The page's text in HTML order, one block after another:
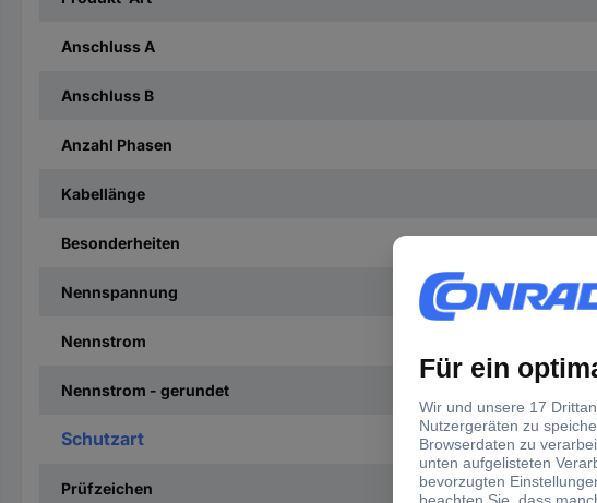
Anschluss A
Anschluss B
Anzahl Phasen
Kabellänge
Besonderheiten
Nennspannung
Nennstrom
Nennstrom - gerundet
Schutzart
Prüfzeichen